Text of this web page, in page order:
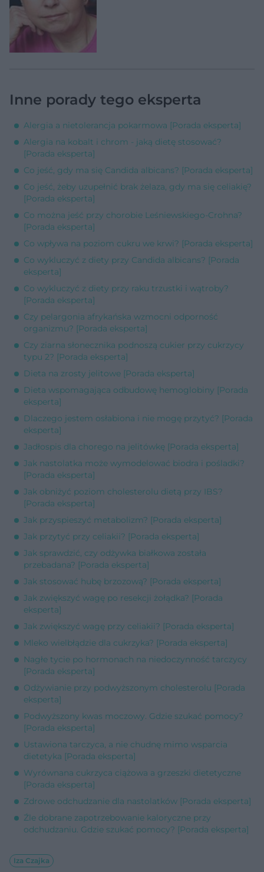
Inne porady tego eksperta
Alergia a nietolerancja pokarmowa [Porada eksperta]
Alergia na kobalt i chrom - jaką dietę stosować?
[Porada eksperta]
Co jeść, gdy ma się Candida albicans? [Porada eksperta]
Co jeść, żeby uzupełnić brak żelaza, gdy ma się celiakię?
[Porada eksperta]
Co można jeść przy chorobie Leśniewskiego-Crohna?
[Porada eksperta]
Co wpływa na poziom cukru we krwi? [Porada eksperta]
Co wykluczyć z diety przy Candida albicans? [Porada
eksperta]
Co wykluczyć z diety przy raku trzustki i wątroby?
[Porada eksperta]
Czy pelargonia afrykańska wzmocni odporność
organizmu? [Porada eksperta]
Czy ziarna słonecznika podnoszą cukier przy cukrzycy
typu 2? [Porada eksperta]
Dieta na zrosty jelitowe [Porada eksperta]
Dieta wspomagająca odbudowę hemoglobiny [Porada
eksperta]
Dlaczego jestem osłabiona i nie mogę przytyć? [Porada
eksperta]
Jadłospis dla chorego na jelitówkę [Porada eksperta]
Jak nastolatka może wymodelować biodra i pośladki?
[Porada eksperta]
Jak obniżyć poziom cholesterolu dietą przy IBS?
[Porada eksperta]
Jak przyspieszyć metabolizm? [Porada eksperta]
Jak przytyć przy celiakii? [Porada eksperta]
Jak sprawdzić, czy odżywka białkowa została
przebadana? [Porada eksperta]
Jak stosować hubę brzozową? [Porada eksperta]
Jak zwiększyć wagę po resekcji żołądka? [Porada
eksperta]
Jak zwiększyć wagę przy celiakii? [Porada eksperta]
Mleko wielbłądzie dla cukrzyka? [Porada eksperta]
Nagłe tycie po hormonach na niedoczynność tarczycy
[Porada eksperta]
Odżywianie przy podwyższonym cholesterolu [Porada
eksperta]
Podwyższony kwas moczowy. Gdzie szukać pomocy?
[Porada eksperta]
Ustawiona tarczyca, a nie chudnę mimo wsparcia
dietetyka [Porada eksperta]
Wyrównana cukrzyca ciążowa a grzeszki dietetyczne
[Porada eksperta]
Zdrowe odchudzanie dla nastolatków [Porada eksperta]
Źle dobrane zapotrzebowanie kaloryczne przy
odchudzaniu. Gdzie szukać pomocy? [Porada eksperta]
Iza Czajka